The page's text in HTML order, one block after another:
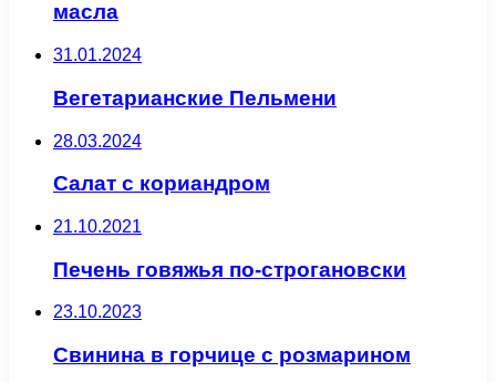
масла
31.01.2024
Вегетарианские Пельмени
28.03.2024
Салат с кориандром
21.10.2021
Печень говяжья по-строгановски
23.10.2023
Свинина в горчице с розмарином